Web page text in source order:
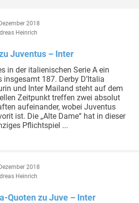
2018
Heinrich
Juventus – Inter
in der italienischen Serie A ein
187. Derby D’Italia
und Inter Mailand steht auf dem
Zeitpunkt treffen zwei absolut
aufeinander, wobei Juventus
ist. Die „Alte Dame“ hat in dieser
Pflichtspiel ...
2018
Heinrich
Quoten zu Juve – Inter